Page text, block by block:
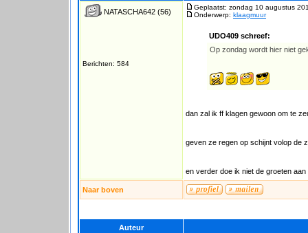
NATASCHA642 (56)
Berichten: 584
Geplaatst: zondag 10 augustus
Onderwerp: klaagmuur
UDO409 schreef:
Op zondag wordt hier niet
dan zal ik ff klagen gewoon om te
geven ze regen op schijnt volop de
en verder doe ik niet de groeten
Naar boven
Auteur